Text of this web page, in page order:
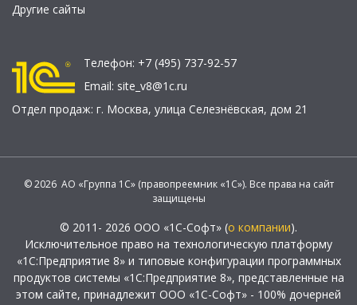
Другие сайты
Телефон: +7 (495) 737-92-57
Email: site_v8@1c.ru
Отдел продаж: г. Москва, улица Селезнёвская, дом 21
© 2026 АО «Группа 1С» (правопреемник «1С»). Все права на сайт
защищены
© 2011- 2026 ООО «1С-Софт» (о компании).
Исключительное право на технологическую платформу
«1С:Предприятие 8» и типовые конфигурации программных
продуктов системы «1С:Предприятие 8», представленные на
этом сайте, принадлежит ООО «1С-Софт» - 100% дочерней